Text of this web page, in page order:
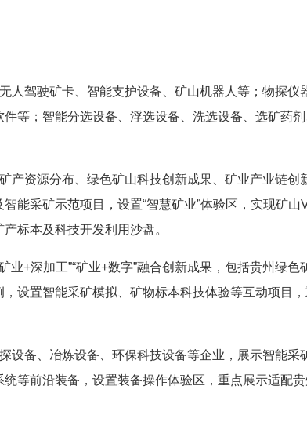
人驾驶矿卡、智能支护设备、矿山机器人等；物探仪
等；智能分选设备、浮选设备、洗选设备、选矿药
产资源分布、绿色矿山科技创新成果、矿业产业链创
能采矿示范项目，设置“智慧矿业”体验区，实现矿山
标本及科技开发利用沙盘。
业+深加工”“矿业+数字”融合创新成果，包括贵州绿色
设置智能采矿模拟、矿物标本科技体验等互动项目
设备、冶炼设备、环保科技设备等企业，展示智能采
等前沿装备，设置装备操作体验区，重点展示适配